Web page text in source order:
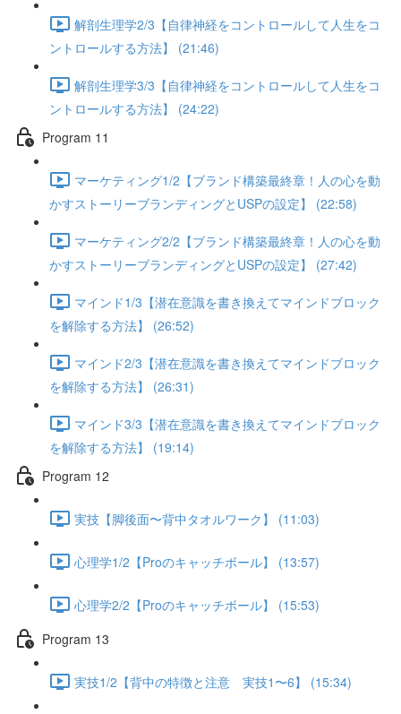
解剖生理学2/3【自律神経をコントロールして人生をコ
ントロールする方法】 (21:46)
解剖生理学3/3【自律神経をコントロールして人生をコ
ントロールする方法】 (24:22)
Program 11
マーケティング1/2【ブランド構築最終章！人の心を動
かすストーリーブランディングとUSPの設定】 (22:58)
マーケティング2/2【ブランド構築最終章！人の心を動
かすストーリーブランディングとUSPの設定】 (27:42)
マインド1/3【潜在意識を書き換えてマインドブロック
を解除する方法】 (26:52)
マインド2/3【潜在意識を書き換えてマインドブロック
を解除する方法】 (26:31)
マインド3/3【潜在意識を書き換えてマインドブロック
を解除する方法】 (19:14)
Program 12
実技【脚後面〜背中タオルワーク】 (11:03)
心理学1/2【Proのキャッチボール】 (13:57)
心理学2/2【Proのキャッチボール】 (15:53)
Program 13
実技1/2【背中の特徴と注意 実技1〜6】 (15:34)